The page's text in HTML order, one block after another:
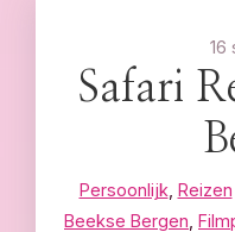
16
Safari
Persoonlijk Reizen
Beekse Bergen